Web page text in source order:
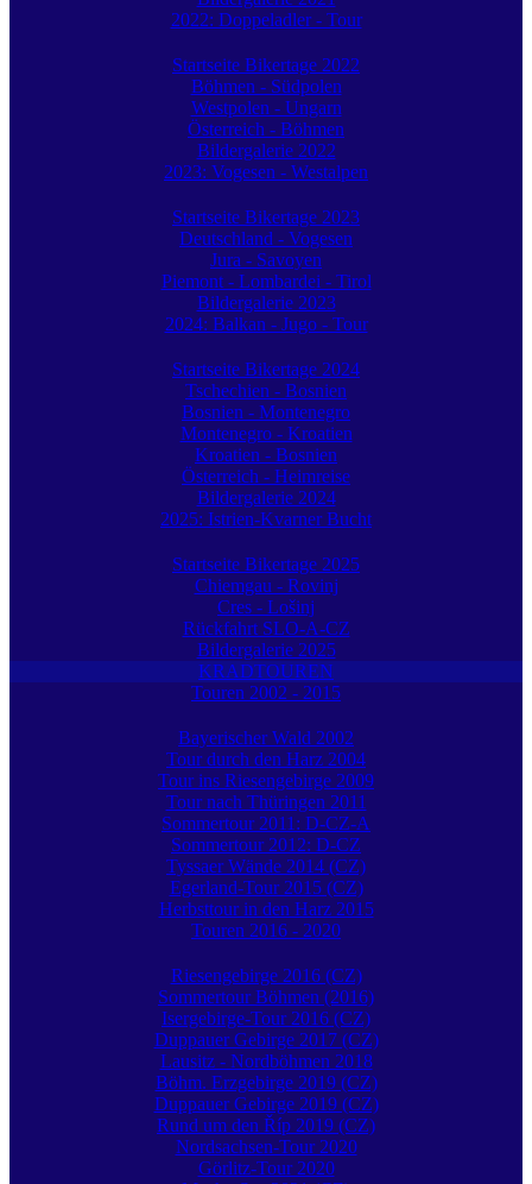
2022: Doppeladler - Tour
Startseite Bikertage 2022
Böhmen - Südpolen
Westpolen - Ungarn
Österreich - Böhmen
Bildergalerie 2022
2023: Vogesen - Westalpen
Startseite Bikertage 2023
Deutschland - Vogesen
Jura - Savoyen
Piemont - Lombardei - Tirol
Bildergalerie 2023
2024: Balkan - Jugo - Tour
Startseite Bikertage 2024
Tschechien - Bosnien
Bosnien - Montenegro
Montenegro - Kroatien
Kroatien - Bosnien
Österreich - Heimreise
Bildergalerie 2024
2025: Istrien-Kvarner Bucht
Startseite Bikertage 2025
Chiemgau - Rovinj
Cres - Lošinj
Rückfahrt SLO-A-CZ
Bildergalerie 2025
KRADTOUREN
Touren 2002 - 2015
Bayerischer Wald 2002
Tour durch den Harz 2004
Tour ins Riesengebirge 2009
Tour nach Thüringen 2011
Sommertour 2011: D-CZ-A
Sommertour 2012: D-CZ
Tyssaer Wände 2014 (CZ)
Egerland-Tour 2015 (CZ)
Herbsttour in den Harz 2015
Touren 2016 - 2020
Riesengebirge 2016 (CZ)
Sommertour Böhmen (2016)
Isergebirge-Tour 2016 (CZ)
Duppauer Gebirge 2017 (CZ)
Lausitz - Nordböhmen 2018
Böhm. Erzgebirge 2019 (CZ)
Duppauer Gebirge 2019 (CZ)
Rund um den Říp 2019 (CZ)
Nordsachsen-Tour 2020
Görlitz-Tour 2020